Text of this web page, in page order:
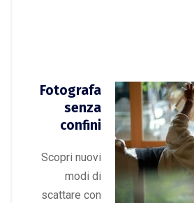
Fotografa
senza
confini
Scopri nuovi
modi di
scattare con